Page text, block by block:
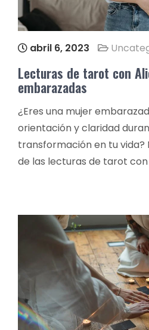
abril 6, 2023
Lecturas de tarot con
embarazadas
¿Eres una mujer
orientación y claridad
transformación en tu vida?
de las lecturas de tarot